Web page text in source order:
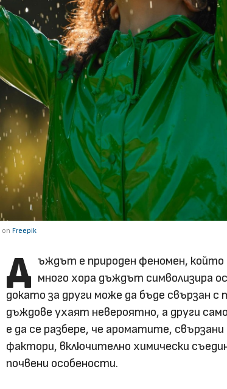
on Freepik
Д ъждът е природен феномен, който
много хора дъждът символизира
докато за други може да бъде свързан
дъждове ухаят невероятно, а други
е да се разбере, че ароматите,
фактори, включително химически
почвени особености.